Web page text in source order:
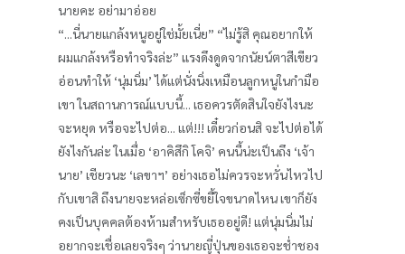
นายคะ อย่ามาอ่อย
“...นี่นายแกล้งหนูอยู่ใช่มั้ยเนี่ย” “ไม่รู้สิ คุณอยากให้
ผมแกล้งหรือทำจริงล่ะ” แรงดึงดูดจากนัยน์ตาสีเขียว
อ่อนทำให้ ‘นุ่มนิ่ม’ ได้แต่นั่งนิ่งเหมือนลูกหนูในกำมือ
เขา ในสถานการณ์แบบนี้... เธอควรตัดสินใจยังไงนะ
จะหยุด หรือจะไปต่อ... แต่!!! เดี๋ยวก่อนสิ จะไปต่อได้
ยังไงกันล่ะ ในเมื่อ ‘อาคิสึกิ โคจิ’ คนนี้น่ะเป็นถึง ‘เจ้า
นาย’ เชียวนะ ‘เลขาฯ’ อย่างเธอไม่ควรจะหวั่นไหวไป
กับเขาสิ ถึงนายจะหล่อเซ็กซี่ขยี้ใจขนาดไหน เขาก็ยัง
คงเป็นบุคคลต้องห้ามสำหรับเธออยู่ดี! แต่นุ่มนิ่มไม่
อยากจะเชื่อเลยจริงๆ ว่านายญี่ปุ่นของเธอจะช่ำชอง